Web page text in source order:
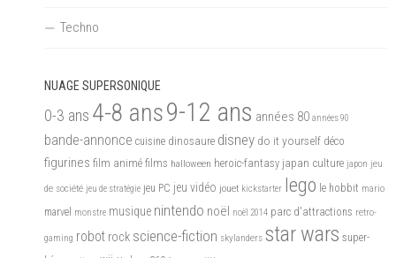
Techno
NUAGE SUPERSONIQUE
0-3 ans 4-8 ans9-12 ans années 80 années 90
bande-annonce cuisine dinosaure disney do it yourself déco
figurines film animé films halloween heroic-fantasy japan culture japon jeu
de société jeu de stratégie jeu PC jeu vidéo jouet kickstarter lego le hobbit mario
marvel monstre musique nintendo noël noël 2014 parc d'attractions retro-
gaming robot rock science-fiction skylanders star wars super-